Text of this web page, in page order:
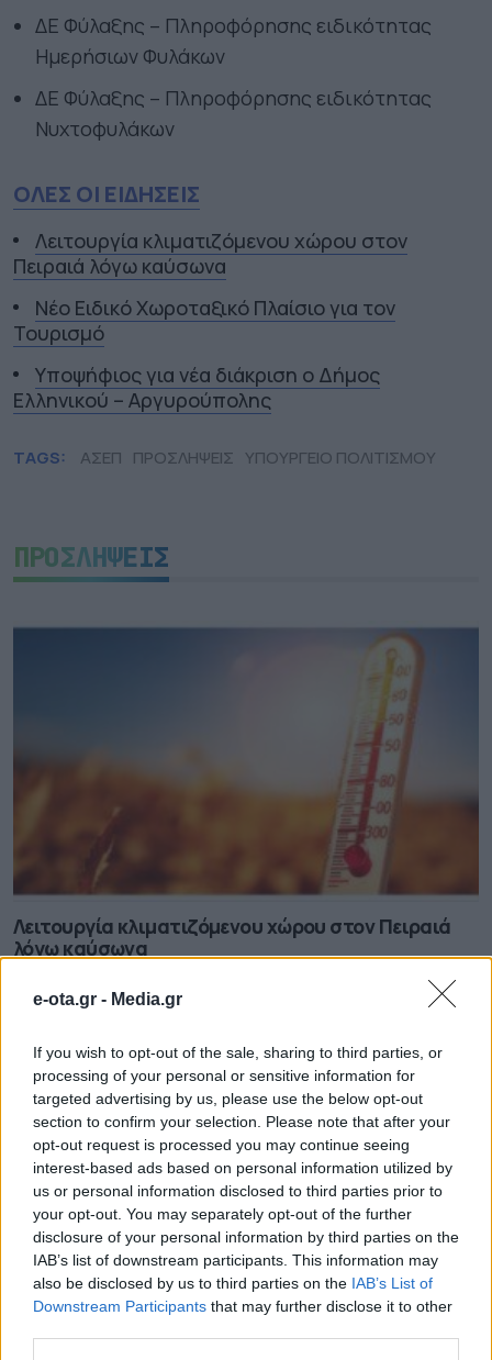
e-ota.gr - Media.gr
If you wish to opt-out of the sale, sharing to third parties, or
processing of your personal or sensitive information for
targeted advertising by us, please use the below opt-out
section to confirm your selection. Please note that after your
opt-out request is processed you may continue seeing
interest-based ads based on personal information utilized by
us or personal information disclosed to third parties prior to
your opt-out. You may separately opt-out of the further
disclosure of your personal information by third parties on the
IAB’s list of downstream participants. This information may
also be disclosed by us to third parties on the IAB’s List of
Downstream Participants that may further disclose it to other
ΔΕ Φύλαξης – Πληροφόρησης ειδικότητας
Ημερήσιων Φυλάκων
ΔΕ Φύλαξης – Πληροφόρησης ειδικότητας
Νυχτοφυλάκων
ΟΛΕΣ ΟΙ ΕΙΔΗΣΕΙΣ
Λειτουργία κλιματιζόμενου χώρου στον
Πειραιά λόγω καύσωνα
Νέο Ειδικό Χωροταξικό Πλαίσιο για τον
Τουρισμό
Υποψήφιος για νέα διάκριση ο Δήμος
Ελληνικού – Αργυρούπολης
TAGS: ΑΣΕΠ ΠΡΟΣΛΗΨΕΙΣ ΥΠΟΥΡΓΕΙΟ ΠΟΛΙΤΙΣΜΟΥ
ΠΡΟΣΛΗΨΕΙΣ
Λειτουργία κλιματιζόμενου χώρου στον Πειραιά
λόγω καύσωνα